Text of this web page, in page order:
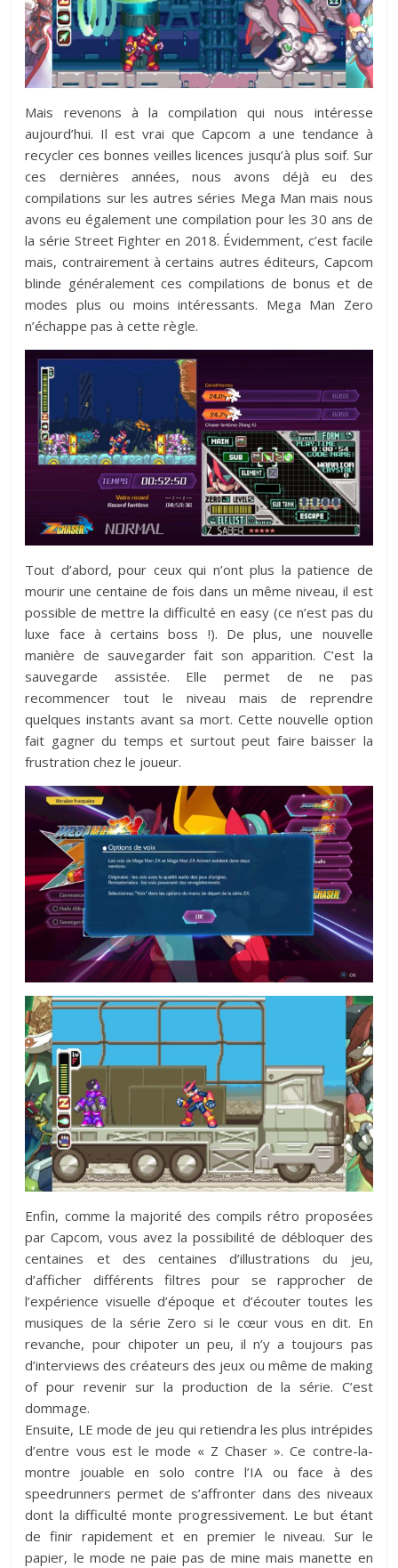
Mais revenons à la compilation qui nous intéresse
aujourd’hui. Il est vrai que Capcom a une tendance à
recycler ces bonnes veilles licences jusqu’à plus soif. Sur
ces dernières années, nous avons déjà eu des
compilations sur les autres séries Mega Man mais nous
avons eu également une compilation pour les 30 ans de
la série Street Fighter en 2018. Évidemment, c’est facile
mais, contrairement à certains autres éditeurs, Capcom
blinde généralement ces compilations de bonus et de
modes plus ou moins intéressants. Mega Man Zero
n’échappe pas à cette règle.
Tout d’abord, pour ceux qui n’ont plus la patience de
mourir une centaine de fois dans un même niveau, il est
possible de mettre la difficulté en easy (ce n’est pas du
luxe face à certains boss !). De plus, une nouvelle
manière de sauvegarder fait son apparition. C’est la
sauvegarde assistée. Elle permet de ne pas
recommencer tout le niveau mais de reprendre
quelques instants avant sa mort. Cette nouvelle option
fait gagner du temps et surtout peut faire baisser la
frustration chez le joueur.
Enfin, comme la majorité des compils rétro proposées
par Capcom, vous avez la possibilité de débloquer des
centaines et des centaines d’illustrations du jeu,
d’afficher différents filtres pour se rapprocher de
l’expérience visuelle d’époque et d’écouter toutes les
musiques de la série Zero si le cœur vous en dit. En
revanche, pour chipoter un peu, il n’y a toujours pas
d’interviews des créateurs des jeux ou même de making
of pour revenir sur la production de la série. C’est
dommage.
Ensuite, LE mode de jeu qui retiendra les plus intrépides
d’entre vous est le mode « Z Chaser ». Ce contre-la-
montre jouable en solo contre l’IA ou face à des
speedrunners permet de s’affronter dans des niveaux
dont la difficulté monte progressivement. Le but étant
de finir rapidement et en premier le niveau. Sur le
papier, le mode ne paie pas de mine mais manette en